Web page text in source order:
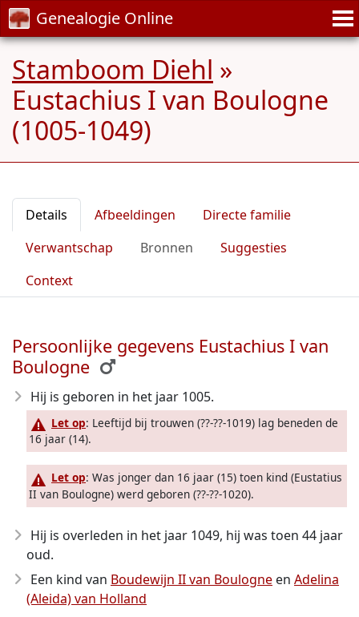
Genealogie Online
Stamboom Diehl »
Eustachius I van Boulogne
(1005-1049)
Details Afbeeldingen
Directe familie
Verwantschap
Bronnen
Suggesties
Context
Persoonlijke gegevens Eustachius I van
Boulogne
Hij is geboren in het jaar 1005.
Let op: Leeftijd bij trouwen (??-??-1019) lag beneden de
16 jaar (14).
Let op: Was jonger dan 16 jaar (15) toen kind (Eustatius
II van Boulogne) werd geboren (??-??-1020).
Hij is overleden in het jaar 1049, hij was toen 44 jaar
oud.
Een kind van Boudewijn II van Boulogne en Adelina
(Aleida) van Holland